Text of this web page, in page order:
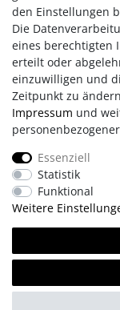
Daher beträgt die
Impressum
Retouren/
den Einstellungen
Die
eines berechtigten
erteilt oder
einzuwilligen und
Zeitpunkt zu
Impressum und
Essenziell
Statistik
Funktional
Weitere